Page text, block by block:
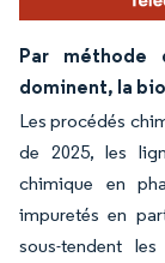
Par méthode
dominent, la
Les procédés
de 2025, les
chimique en
impuretés en
sous-tendent